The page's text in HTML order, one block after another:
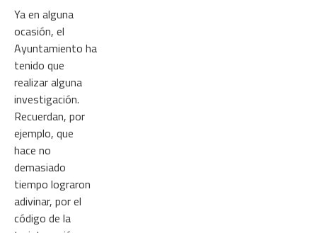
Ya en alguna
ocasión, el
Ayuntamiento ha
tenido que
realizar alguna
investigación.
Recuerdan, por
ejemplo, que
hace no
demasiado
tiempo lograron
adivinar, por el
código de la